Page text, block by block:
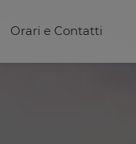
Orari e Contatti